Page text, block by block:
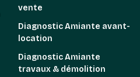
vente
Diagnostic Amiante avant-
location
Diagnostic Amiante
travaux & démolition